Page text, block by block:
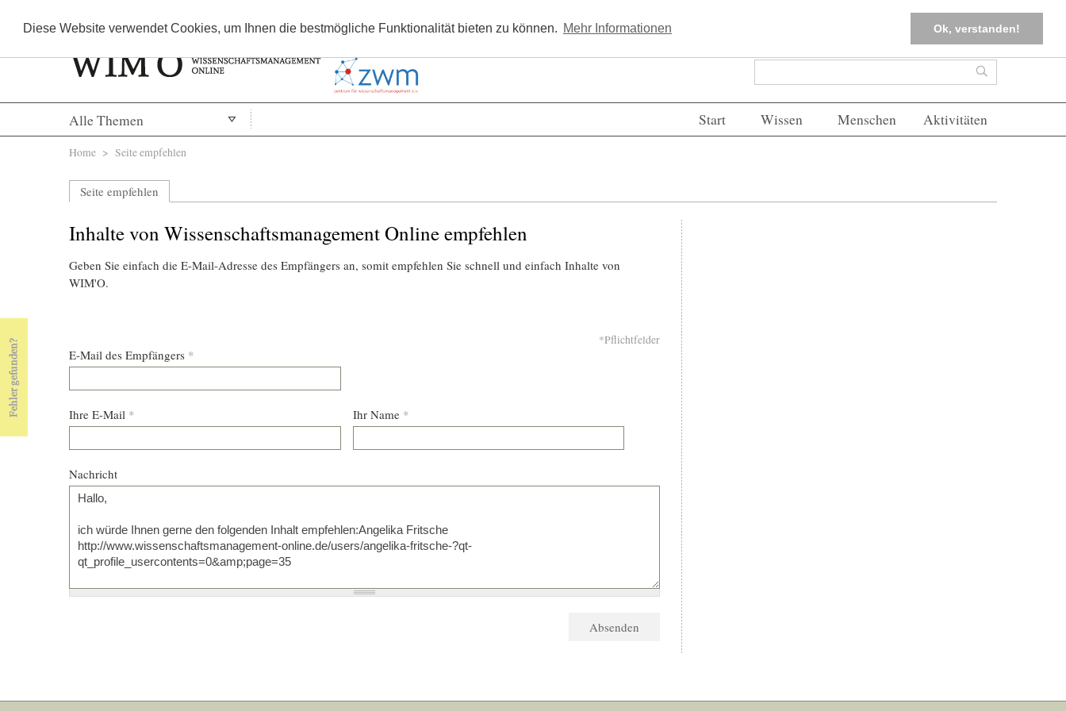
Diese Website verwendet Cookies, um Ihnen die bestmögliche Funktionalität bieten zu können. Mehr Informationen Ok, verstanden!
Kostenlos registrieren FAQs Einloggen
Suchformular Suche
Alle Themen Start Wissen Menschen Aktivitäten
Sie sind hier
Home > Seite empfehlen
Seite empfehlen
Inhalte von Wissenschaftsmanagement Online empfehlen
Geben Sie einfach die E-Mail-Adresse des Empfängers an, somit empfehlen Sie schnell und einfach Inhalte von
WIM'O.
*Pflichtfelder
E-Mail des Empfängers *
Ihre E-Mail * Ihr Name *
Nachricht